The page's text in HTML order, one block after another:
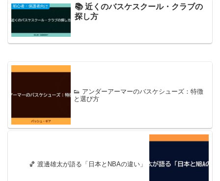
初心者・保護者向け
📚 近くのバスケスクール・クラブの
探し方
👟 アンダーアーマーのバスケシューズ：特徴
と選び方
🏀 渡邊雄太が語る「日本とNBAの違い」